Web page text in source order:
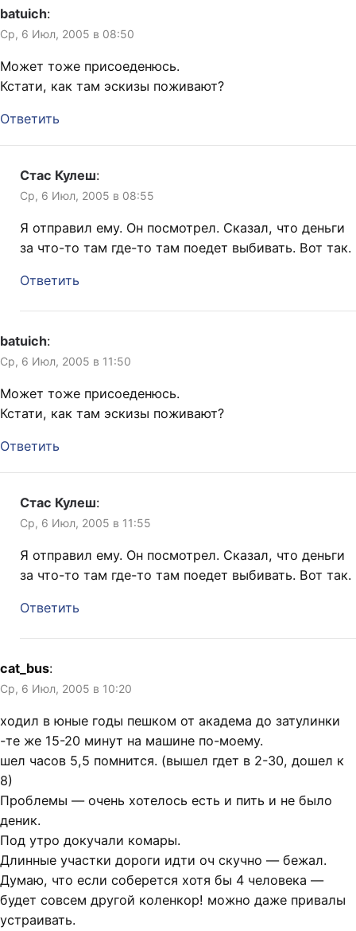
batuich:
Ср, 6 Июл, 2005 в 08:50
Может тоже присоеденюсь.
Кстати, как там эскизы поживают?
Ответить
Стас Кулеш:
Ср, 6 Июл, 2005 в 08:55
Я отправил ему. Он посмотрел. Сказал, что деньги
за что-то там где-то там поедет выбивать. Вот так.
Ответить
batuich:
Ср, 6 Июл, 2005 в 11:50
Может тоже присоеденюсь.
Кстати, как там эскизы поживают?
Ответить
Стас Кулеш:
Ср, 6 Июл, 2005 в 11:55
Я отправил ему. Он посмотрел. Сказал, что деньги
за что-то там где-то там поедет выбивать. Вот так.
Ответить
cat_bus:
Ср, 6 Июл, 2005 в 10:20
ходил в юные годы пешком от академа до затулинки
-те же 15-20 минут на машине по-моему.
шел часов 5,5 помнится. (вышел гдет в 2-30, дошел к
8)
Проблемы — очень хотелось есть и пить и не было
деник.
Под утро докучали комары.
Длинные участки дороги идти оч скучно — бежал.
Думаю, что если соберется хотя бы 4 человека —
будет совсем другой коленкор! можно даже привалы
устраивать.